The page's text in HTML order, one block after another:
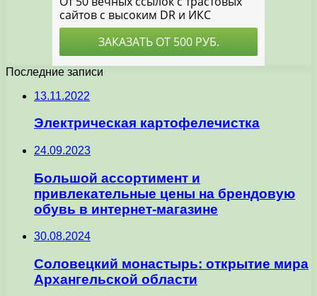
Последние записи
13.11.2022
Электрическая картофелечистка
24.09.2023
Большой ассортимент и
привлекательные цены на брендовую
обувь в интернет-магазине
30.08.2024
Соловецкий монастырь: открытие мира
Архангельской области